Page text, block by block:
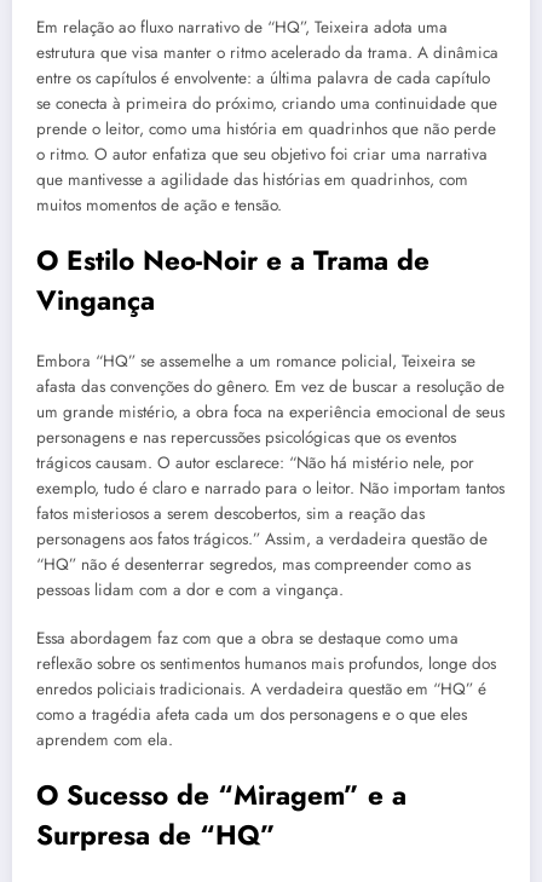
Em relação ao fluxo narrativo de “HQ”, Teixeira adota uma
estrutura que visa manter o ritmo acelerado da trama. A dinâmica
entre os capítulos é envolvente: a última palavra de cada capítulo
se conecta à primeira do próximo, criando uma continuidade que
prende o leitor, como uma história em quadrinhos que não perde
o ritmo. O autor enfatiza que seu objetivo foi criar uma narrativa
que mantivesse a agilidade das histórias em quadrinhos, com
muitos momentos de ação e tensão.
O Estilo Neo-Noir e a Trama de
Vingança
Embora “HQ” se assemelhe a um romance policial, Teixeira se
afasta das convenções do gênero. Em vez de buscar a resolução de
um grande mistério, a obra foca na experiência emocional de seus
personagens e nas repercussões psicológicas que os eventos
trágicos causam. O autor esclarece: “Não há mistério nele, por
exemplo, tudo é claro e narrado para o leitor. Não importam tantos
fatos misteriosos a serem descobertos, sim a reação das
personagens aos fatos trágicos.” Assim, a verdadeira questão de
“HQ” não é desenterrar segredos, mas compreender como as
pessoas lidam com a dor e com a vingança.
Essa abordagem faz com que a obra se destaque como uma
reflexão sobre os sentimentos humanos mais profundos, longe dos
enredos policiais tradicionais. A verdadeira questão em “HQ” é
como a tragédia afeta cada um dos personagens e o que eles
aprendem com ela.
O Sucesso de “Miragem” e a
Surpresa de “HQ”